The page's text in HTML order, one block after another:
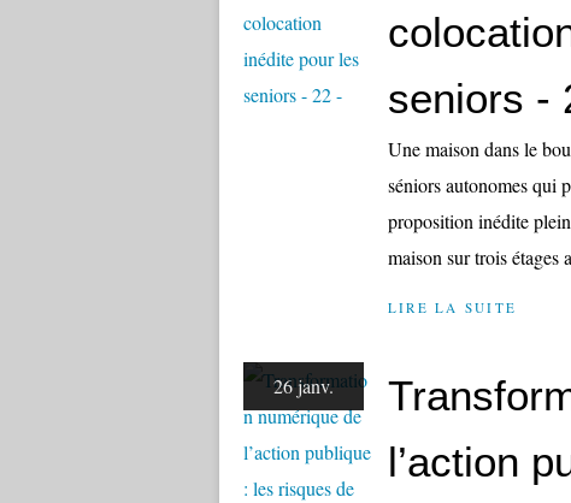
seniors -
Une maison dans le
séniors autonomes qui
proposition inédite
maison sur trois étages
LIRE LA SUITE
26 janv.
l’action